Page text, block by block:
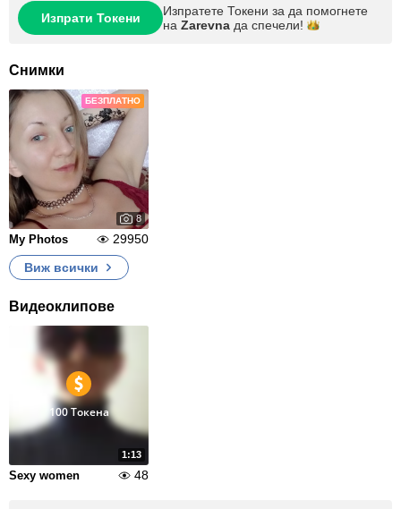
Изпрати Токени
Изпратете Токени за да помогнете
на Zarevna да спечели!
Снимки
БЕЗПЛАТНО
8
My Photos
29950
Виж всички
Видеоклипове
1:13
100 Токена
Sexy women 48